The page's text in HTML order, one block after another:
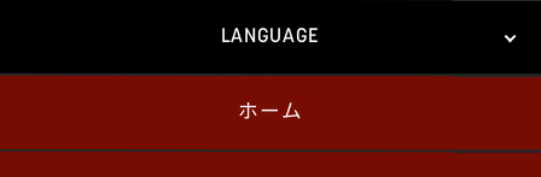
LANGUAGE
English
ホーム